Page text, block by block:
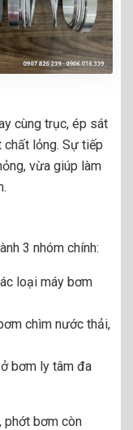
cùng trục, ép sát
lỏng. Sự tiếp
vừa giúp làm
3 nhóm chính:
loại máy bơm
chìm nước thải,
bơm ly tâm đa
phớt bơm còn